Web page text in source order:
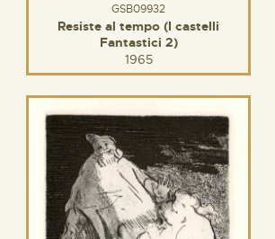
GSB09932
Resiste al tempo (I castelli
Fantastici 2)
1965